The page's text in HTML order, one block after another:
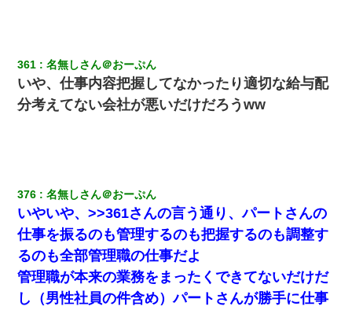
ホテルに泊まったんだけど従業員が最悪だった。折角の旅
行で何故私が怒鳴られなきゃいけなかったのだ
医者「糖尿病で余命1年です」 ワイ「知らんわｗどうせ死
【まぬけ】夫「離婚だ！」私「わかった。で？」夫「慰謝
料だ！」私「いいけど弁護士通して。私も請求する」夫
「」
夫の友達がBBQを定期的に開催して夫婦で参加してたんだ
けど、女性側のリーダーみたいな人に「BBQは友達とやり
なよ！」と言われて…
361 名無しさん＠おーぷん
いや、仕事内容把握してなかったり適切な給与配
分考えてない会社が悪いだけだろうww
376 名無しさん＠おーぷん
いやいや、>>361さんの言う通り、パートさんの
仕事を振るのも管理するのも把握するのも調整す
るのも全部管理職の仕事だよ
管理職が本来の業務をまったくできてないだけだ
し（男性社員の件含め）パートさんが勝手に仕事